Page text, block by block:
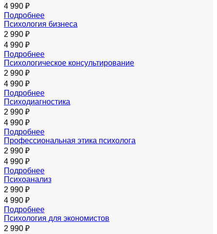
4 990 ₽
Подробнее
Психология бизнеса
2 990 ₽
4 990 ₽
Подробнее
Психологическое консультирование
2 990 ₽
4 990 ₽
Подробнее
Психодиагностика
2 990 ₽
4 990 ₽
Подробнее
Профессиональная этика психолога
2 990 ₽
4 990 ₽
Подробнее
Психоанализ
2 990 ₽
4 990 ₽
Подробнее
Психология для экономистов
2 990 ₽